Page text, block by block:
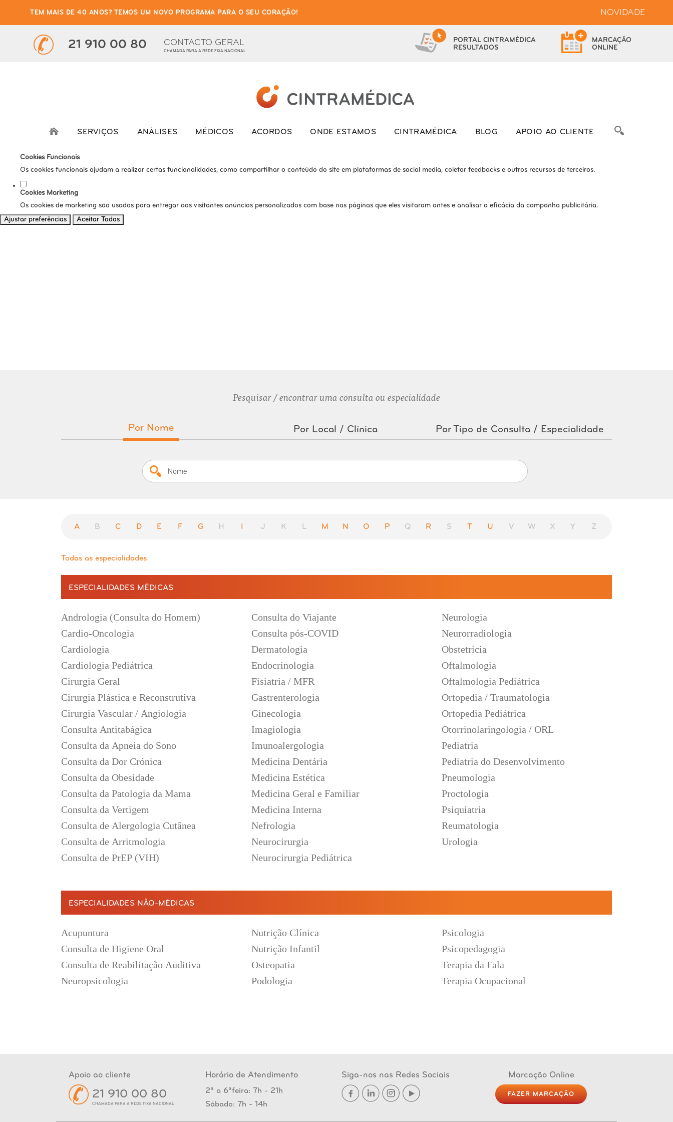
Defina as suas preferências de cookies para este website.
Este website utiliza cookies estritamente necessários, analíticos e funcionais, para lhe oferecer uma boa experiência de navegação e acesso a todas as funcionalidades.
Consulte a nossa
Os cookies necessários são cruciais para as funções básicas do site e o site não funcionará da maneira pretendida sem eles
Os cookies analíticos são usados para entender como os visitantes interagem com o site. Esses cookies ajudam a fornecer informações sobre as métricas do número de visitantes, taxa de rejeição, origem do
tráfego, etc.
Cookies Funcionais
Os cookies funcionais ajudam a realizar certas funcionalidades, como compartilhar o conteúdo do site em plataformas de social media, coletar feedbacks e outros recursos de terceiros.
Cookies Marketing
Os cookies de marketing são usados para entregar aos visitantes anúncios personalizados com base nas páginas que eles visitaram antes e analisar a eficácia da campanha publicitária.
Ajustar preferências
Aceitar Todos
TEM MAIS DE 40 ANOS? TEMOS UM NOVO PROGRAMA PARA O SEU CORAÇÃO! NOVIDADE
21 910 00 80 CONTACTO GERAL
CHAMADA PARA A REDE FIXA NACIONAL
PORTAL CINTRAMÉDICA
RESULTADOS
MARCAÇÃO
ONLINE
SERVIÇOS ANÁLISES MÉDICOS ACORDOS ONDE ESTAMOS CINTRAMÉDICA BLOG APOIO AO CLIENTE
Pesquisar / encontrar uma consulta ou especialidade
Por Nome Por Local / Clínica Por Tipo de Consulta / Especialidade
A B C D E F G H I J K L M N O P Q R S T U V W X Y Z
Todas as especialidades
ESPECIALIDADES MÉDICAS
Andrologia (Consulta do Homem)
Cardio-Oncologia
Cardiologia
Cardiologia Pediátrica
Cirurgia Geral
Cirurgia Plástica e Reconstrutiva
Cirurgia Vascular / Angiologia
Consulta Antitabágica
Consulta da Apneia do Sono
Consulta da Dor Crónica
Consulta da Obesidade
Consulta da Patologia da Mama
Consulta da Vertigem
Consulta de Alergologia Cutânea
Consulta de Arritmologia
Consulta de PrEP (VIH)
Consulta do Viajante
Consulta pós-COVID
Dermatologia
Endocrinologia
Fisiatria / MFR
Gastrenterologia
Ginecologia
Imagiologia
Imunoalergologia
Medicina Dentária
Medicina Estética
Medicina Geral e Familiar
Medicina Interna
Nefrologia
Neurocirurgia
Neurocirurgia Pediátrica
Neurologia
Neurorradiologia
Obstetrícia
Oftalmologia
Oftalmologia Pediátrica
Ortopedia / Traumatologia
Ortopedia Pediátrica
Otorrinolaringologia / ORL
Pediatria
Pediatria do Desenvolvimento
Pneumologia
Proctologia
Psiquiatria
Reumatologia
Urologia
ESPECIALIDADES NÃO-MÉDICAS
Acupuntura
Consulta de Higiene Oral
Consulta de Reabilitação Auditiva
Neuropsicologia
Nutrição Clínica
Nutrição Infantil
Osteopatia
Podologia
Psicologia
Psicopedagogia
Terapia da Fala
Terapia Ocupacional
Apoio ao cliente
21 910 00 80
CHAMADA PARA A REDE FIXA NACIONAL
Horário de Atendimento
2ª a 6ªfeira: 7h - 21h
Sábado: 7h - 14h
Siga-nos nas Redes Sociais Marcação Online
FAZER MARCAÇÃO